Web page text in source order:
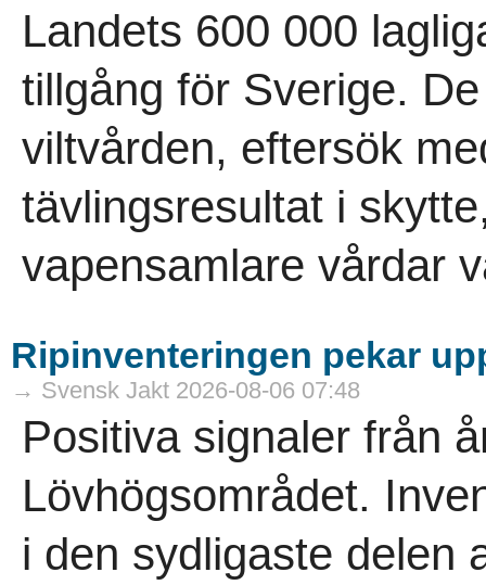
Landets 600 000
tillgång för Sverige.
viltvården, eftersök
tävlingsresultat i
vapensamlare vårdar
Ripinventeringen pekar
→ Svensk Jakt 2026-08-06 07:48
Positiva signaler från
Lövhögsområdet.
i den sydligaste delen